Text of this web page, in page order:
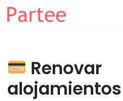
Renovar
alojamientos